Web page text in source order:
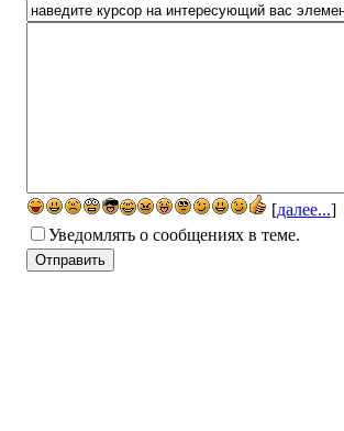
[далее...]
Уведомлять о сообщениях в теме.